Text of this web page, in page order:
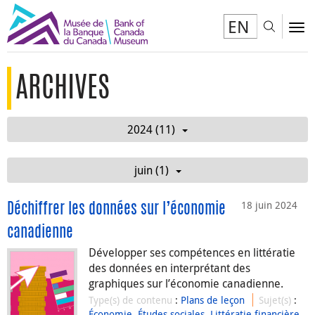
EN
ARCHIVES
2024 (11)
juin (1)
18 juin 2024
Déchiffrer les données sur l’économie
canadienne
Développer ses compétences en littératie
des données en interprétant des
graphiques sur l’économie canadienne.
Type(s) de contenu : Plans de leçon Sujet(s) :